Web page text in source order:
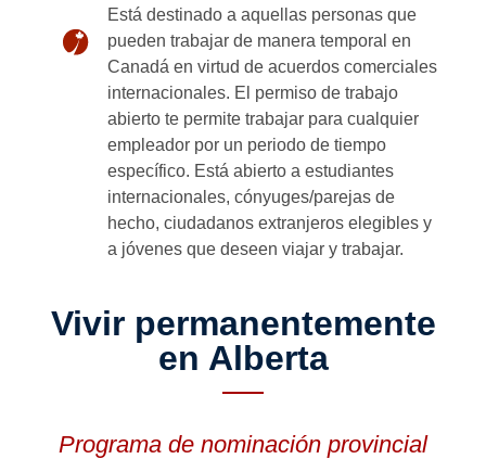
Está destinado a aquellas personas que
pueden trabajar de manera temporal en
Canadá en virtud de acuerdos comerciales
internacionales. El permiso de trabajo
abierto te permite trabajar para cualquier
empleador por un periodo de tiempo
específico. Está abierto a estudiantes
internacionales, cónyuges/parejas de
hecho, ciudadanos extranjeros elegibles y
a jóvenes que deseen viajar y trabajar.
Vivir permanentemente
en Alberta
Programa de nominación provincial